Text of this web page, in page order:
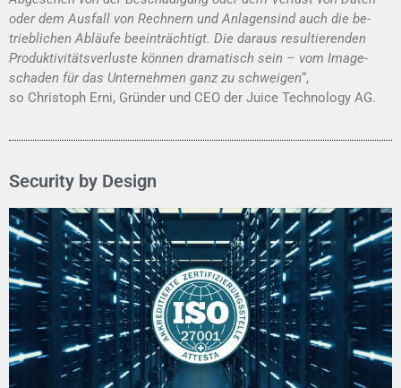
oder dem Ausfall von Rechnern und Anlagensind auch die be­
trieblichen Abläufe be­einträchtigt. Die daraus resultierenden
Produktivitäts­verluste können dramatisch sein – vom Image­
schaden für das Unternehmen ganz zu schweigen“,
so Christoph Erni, Gründer und CEO der Juice Technology AG.
Security by Design